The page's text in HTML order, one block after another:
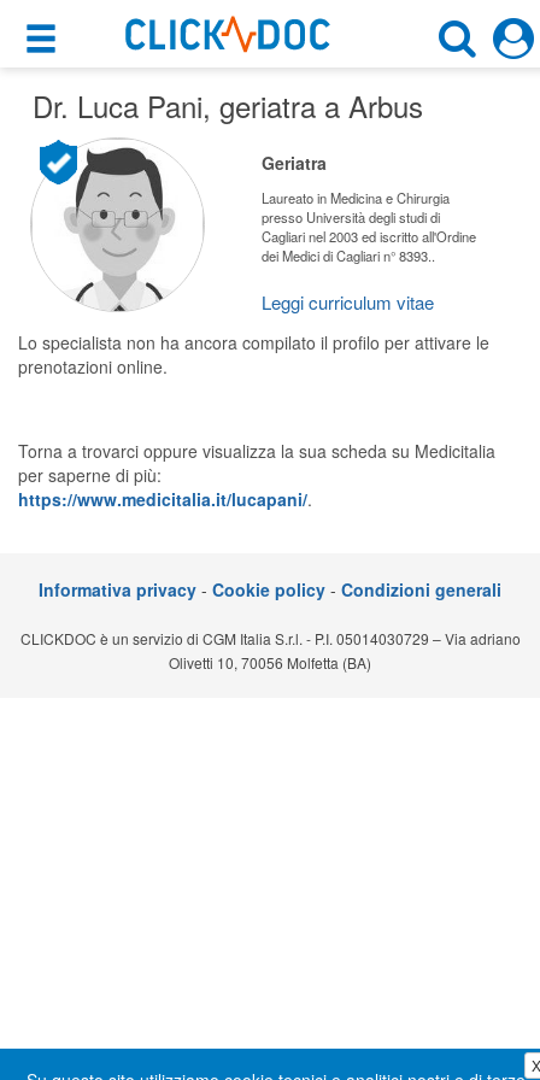
×
Motore di ricerca
×
Cerca uno specialista
Geriatra
Arbus (CA)
CERCA
Cosa possiamo offrirti
Per i pazienti
Prenota una visita
Ricerca specialisti
(su medicitalia.it)
Prenotazioni online
Dr. Luca Pani, geriatra a Arbus
Geriatra
Laureato in Medicina e Chirurgia
presso Università degli studi di
Cagliari nel 2003 ed iscritto all'Ordine
dei Medici di Cagliari n° 8393..
Leggi curriculum vitae
Lo specialista non ha ancora compilato il profilo per attivare le
prenotazioni online.
Torna a trovarci oppure visualizza la sua scheda su Medicitalia
per saperne di più:
https://www.medicitalia.it/lucapani/.
X
Informativa privacy - Cookie policy - Condizioni generali
CLICKDOC è un servizio di CGM Italia S.r.l. - P.I. 05014030729 – Via adriano
Olivetti 10, 70056 Molfetta (BA)